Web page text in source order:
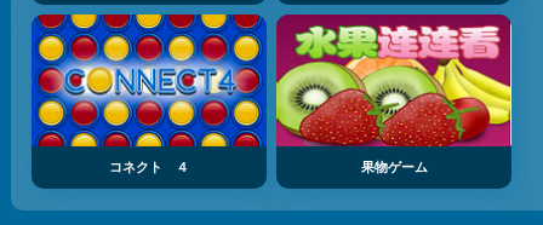
コネクト ４ 果物ゲーム